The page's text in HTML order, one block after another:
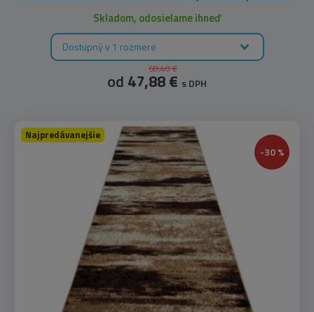
Skladom, odosielame ihneď
Dostupný v 1 rozmere
68,40 €
od 47,88 € s DPH
-30 %
Najpredávanejšie